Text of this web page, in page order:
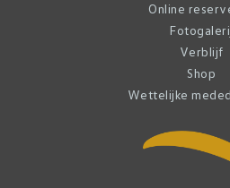
Online
Verblijf
Shop
Wettelijke